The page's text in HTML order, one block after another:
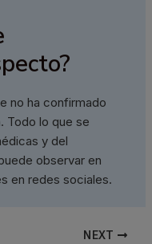
no ha confirmado
Todo lo que se
y del
observar en
en redes sociales.
NEXT